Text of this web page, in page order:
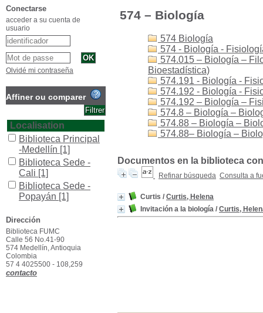
574 – Biología
574 Biología
574 - Biología -
574.015 – Biología –
Bioestadística)
574.191 - Biología -
574.192 - Biología -
574.192 – Biología –
574.8 – Biología –
574.88 – Biología –
574.88– Biología –
Documentos en la biblioteca
Refinar búsqueda Consulta a
Curtis / Curtis, Helena
Invitación a la biología / Curtis,
Conectarse
acceder a su cuenta de
usuario
Olvidé mi contraseña
Affiner ou comparer
Localisation
Biblioteca Principal
-Medellín [1]
Biblioteca Sede -
Cali [1]
Biblioteca Sede -
Popayán [1]
Colección General
[2]
Type de document
texto impreso[2]
Dirección
Biblioteca FUMC
Calle 56 No.41-90
574 Medellín, Antioquia
Colombia
57 4 4025500 - 108,259
contacto